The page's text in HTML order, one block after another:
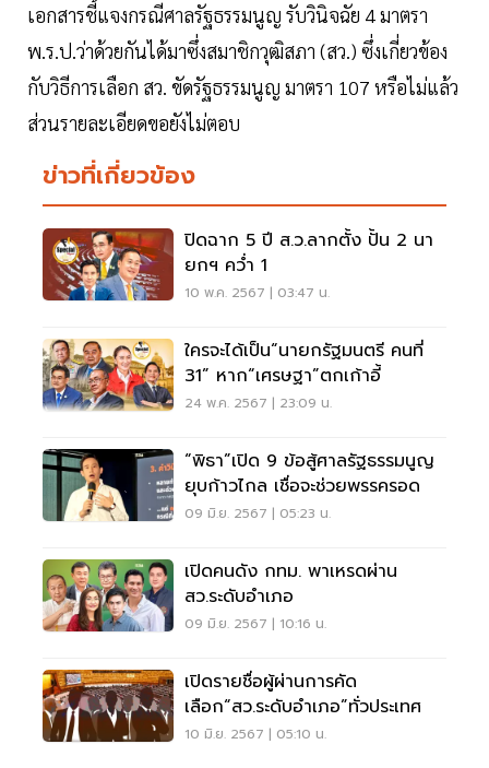
เอกสารชี้แจงกรณีศาลรัฐธรรมนูญ รับวินิจฉัย 4 มาตรา
พ.ร.ป.ว่าด้วยกันได้มาซึ่งสมาชิกวุฒิสภา (สว.) ซึ่งเกี่ยวข้อง
กับวิธีการเลือก สว. ขัดรัฐธรรมนูญ มาตรา 107 หรือไม่แล้ว
ส่วนรายละเอียดขอยังไม่ตอบ
ข่าวที่เกี่ยวข้อง
ปิดฉาก 5 ปี ส.ว.ลากตั้ง ปั้น 2 นา
ยกฯ คว่ำ 1
10 พ.ค. 2567 | 03:47 น.
ใครจะได้เป็น“นายกรัฐมนตรี คนที่
31” หาก“เศรษฐา”ตกเก้าอี้
24 พ.ค. 2567 | 23:09 น.
“พิธา”เปิด 9 ข้อสู้ศาลรัฐธรรมนูญ
ยุบก้าวไกล เชื่อจะช่วยพรรครอด
09 มิ.ย. 2567 | 05:23 น.
เปิดคนดัง กทม. พาเหรดผ่าน
สว.ระดับอำเภอ
09 มิ.ย. 2567 | 10:16 น.
เปิดรายชื่อผู้ผ่านการคัด
เลือก“สว.ระดับอำเภอ”ทั่วประเทศ
10 มิ.ย. 2567 | 05:10 น.